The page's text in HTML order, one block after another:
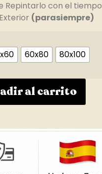
Repintarlo con el tiempo
(parasiempre)
60x80 80x100
al carrito